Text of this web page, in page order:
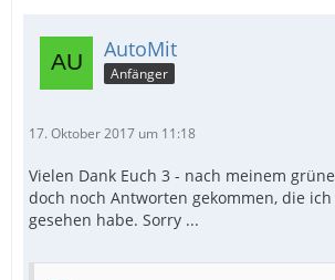
AutoMit
Anfänger
17. Oktober 2017 um 11:18
Vielen Dank Euch 3 - nach meinem
doch noch Antworten gekommen, die
gesehen habe. Sorry ...